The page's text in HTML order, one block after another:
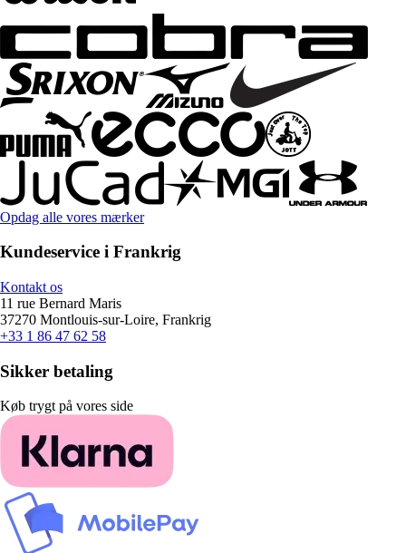
Opdag alle vores mærker
Kundeservice i Frankrig
Kontakt os
11 rue Bernard Maris
37270 Montlouis-sur-Loire, Frankrig
+33 1 86 47 62 58
Sikker betaling
Køb trygt på vores side